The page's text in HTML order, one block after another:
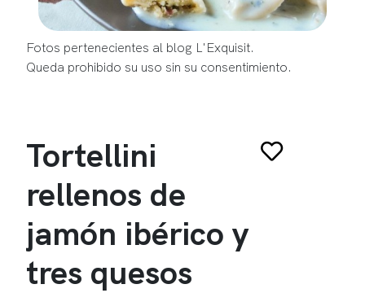
Fotos pertenecientes al blog L'Exquisit.
Queda prohibido su uso sin su consentimiento.
Tortellini
rellenos de
jamón ibérico y
tres quesos